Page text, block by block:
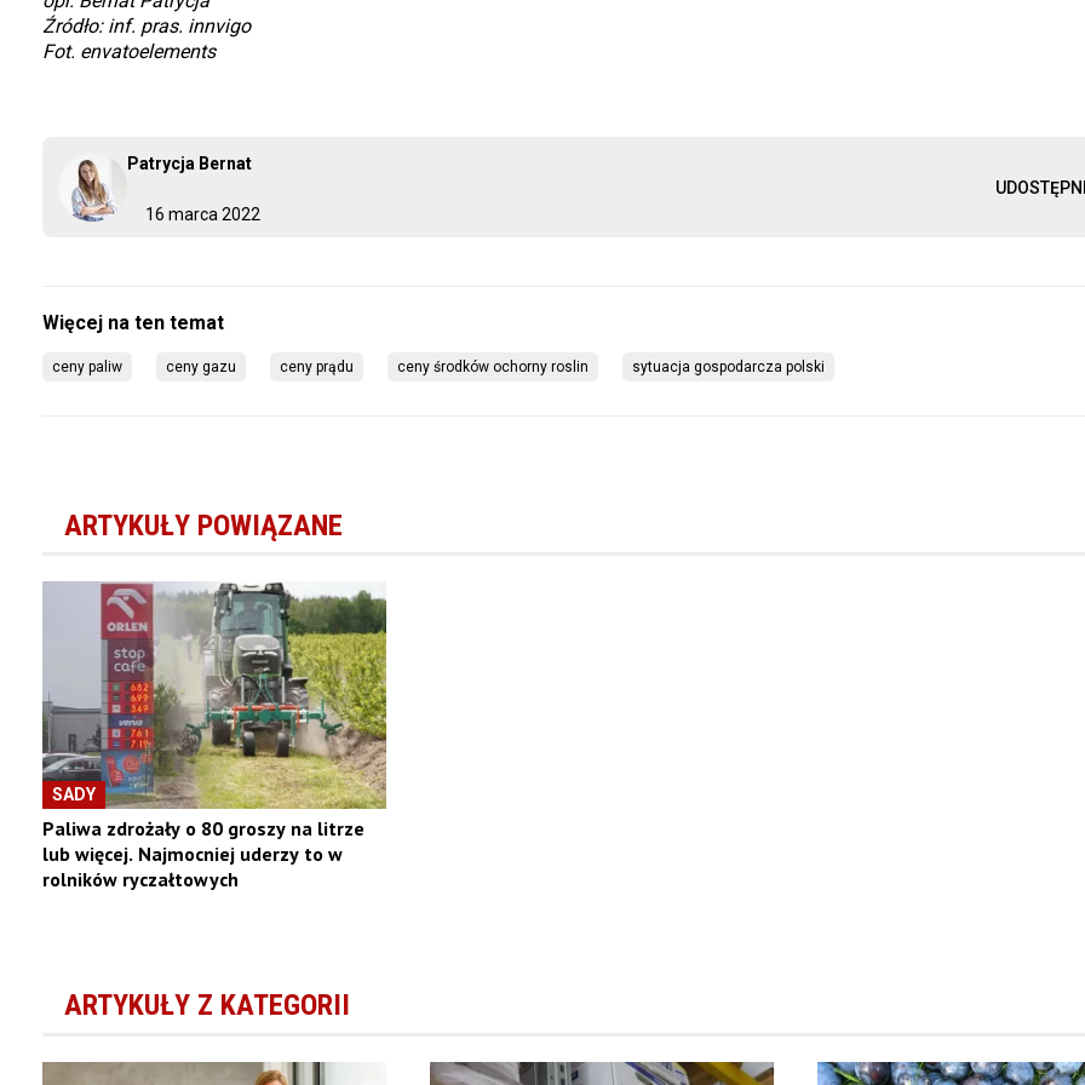
16 marca 2022
Patrycja Bernat
Źródło: inf. pras. innvigo
Fot. envatoelements
ceny paliw ceny gazu ceny prądu ceny środków ochorny roslin sytuacja gospodarcza polski
ARTYKUŁY POWIĄZANE
SADY
Paliwa zdrożały o 80 groszy na litrze
lub więcej. Najmocniej uderzy to w
rolników ryczałtowych
ARTYKUŁY Z KATEGORII